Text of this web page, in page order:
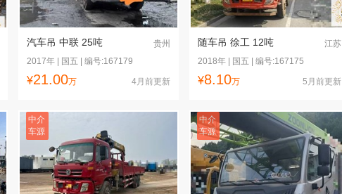
汽车吊 中联 25吨
贵州
2017年 | 国五 | 编号:167179
¥21.00万 4月前更新
随车吊 徐工 12吨
江苏
2018年 | 国五 | 编号:167175
¥8.10万 5月前更新
中介
车源
中介
车源